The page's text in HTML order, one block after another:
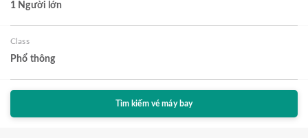
1 Người lớn
Class
Phổ thông
Tìm kiếm vé máy bay